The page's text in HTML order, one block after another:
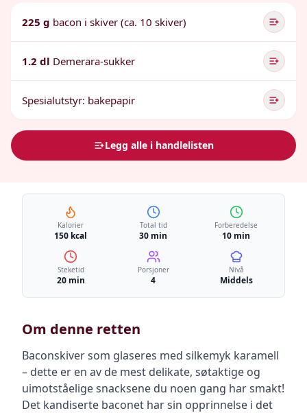
225 g bacon i skiver (ca. 10 skiver)
1.2 dl Demerara-sukker
Spesialutstyr: bakepapir
Legg alle i handlelisten
Kalorier
150 kcal
Total tid
30 min
Forberedelse
10 min
Steketid
20 min
Porsjoner
4
Nivå
Middels
Om denne retten
Baconskiver som glaseres med silkemyk karamell
– dette er en av de mest delikate, søtaktige og
uimotståelige snacksene du noen gang har smakt!
Det kandiserte baconet har sin opprinnelse i det